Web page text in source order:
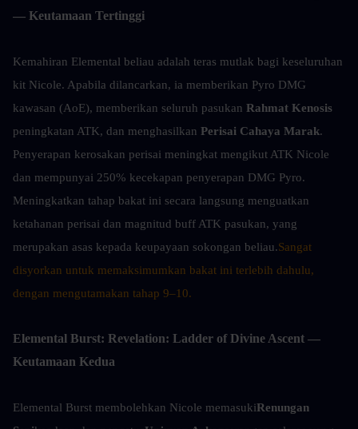
— Keutamaan Tertinggi
Kemahiran Elemental beliau adalah teras mutlak bagi keseluruhan
kit Nicole. Apabila dilancarkan, ia memberikan Pyro DMG
kawasan (AoE), memberikan seluruh pasukan Rahmat Kenosis
peningkatan ATK, dan menghasilkan Perisai Cahaya Marak.
Penyerapan kerosakan perisai meningkat mengikut ATK Nicole
dan mempunyai 250% kecekapan penyerapan DMG Pyro.
Meningkatkan tahap bakat ini secara langsung menguatkan
ketahanan perisai dan magnitud buff ATK pasukan, yang
merupakan asas kepada keupayaan sokongan beliau.Sangat
disyorkan untuk memaksimumkan bakat ini terlebih dahulu,
dengan mengutamakan tahap 9–10.
Elemental Burst: Revelation: Ladder of Divine Ascent —
Keutamaan Kedua
Elemental Burst membolehkan Nicole memasukiRenungan